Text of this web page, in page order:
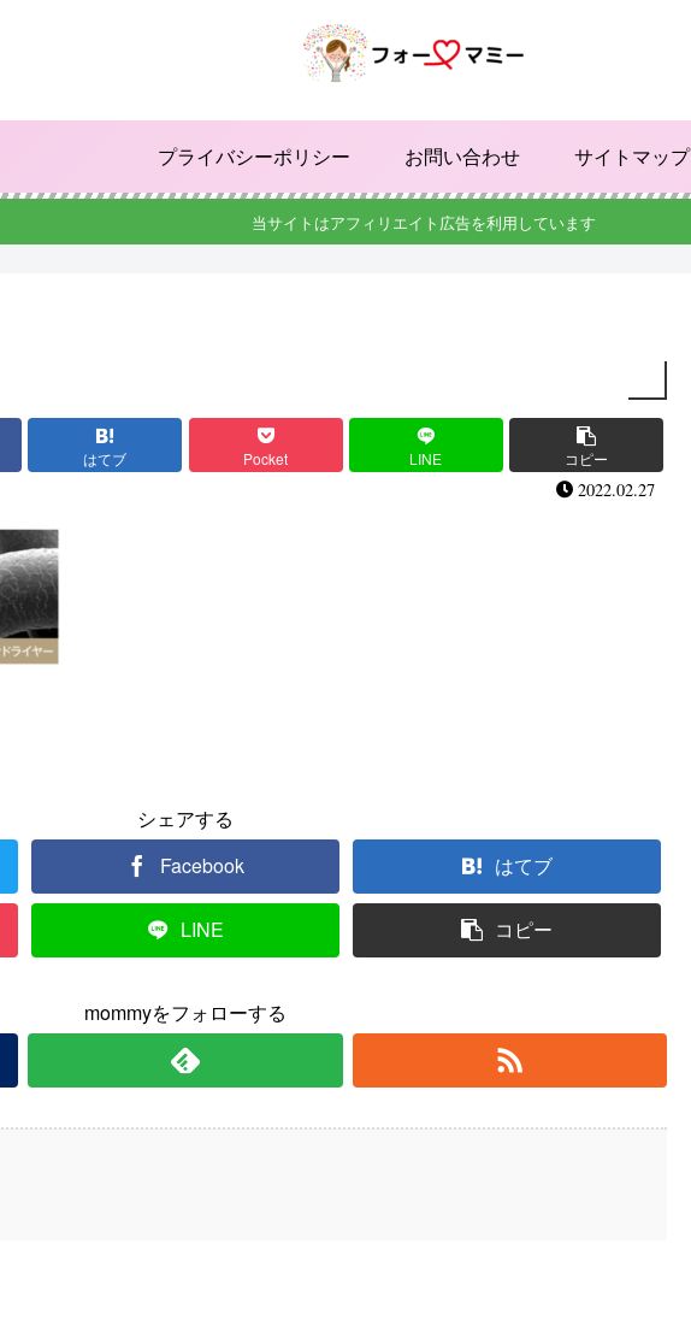
プライバシーポリシー お問い合わせ サイトマップ
当サイトはアフィリエイト広告を利用しています
はてブ Pocket LINE コピー
2022.02.27
シェアする
Facebook はてブ
LINE コピー
mommyをフォローする